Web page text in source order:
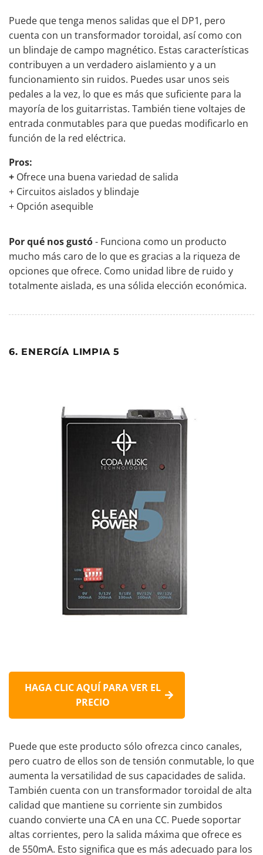
Puede que tenga menos salidas que el DP1, pero
cuenta con un transformador toroidal, así como con
un blindaje de campo magnético. Estas características
contribuyen a un verdadero aislamiento y a un
funcionamiento sin ruidos. Puedes usar unos seis
pedales a la vez, lo que es más que suficiente para la
mayoría de los guitarristas. También tiene voltajes de
entrada conmutables para que puedas modificarlo en
función de la red eléctrica.
Pros:
+ Ofrece una buena variedad de salida
+ Circuitos aislados y blindaje
+ Opción asequible
Por qué nos gustó- Funciona como un producto
mucho más caro de lo que es gracias a la riqueza de
opciones que ofrece. Como unidad libre de ruido y
totalmente aislada, es una sólida elección económica.
6. ENERGÍA LIMPIA 5
HAGA CLIC AQUÍ PARA VER EL
PRECIO
Puede que este producto sólo ofrezca cinco canales,
pero cuatro de ellos son de tensión conmutable, lo que
aumenta la versatilidad de sus capacidades de salida.
También cuenta con un transformador toroidal de alta
calidad que mantiene su corriente sin zumbidos
cuando convierte una CA en una CC. Puede soportar
altas corrientes, pero la salida máxima que ofrece es
de 550mA. Esto significa que es más adecuado para los